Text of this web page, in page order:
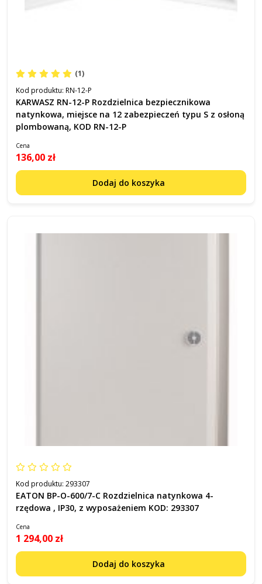
(1)
Kod produktu: RN-12-P
KARWASZ RN-12-P Rozdzielnica bezpiecznikowa
natynkowa, miejsce na 12 zabezpieczeń typu S z osłoną
plombowaną, KOD RN-12-P
Cena
136,00 zł
Dodaj do koszyka
Kod produktu: 293307
EATON BP-O-600/7-C Rozdzielnica natynkowa 4-
rzędowa , IP30, z wyposażeniem KOD: 293307
Cena
1 294,00 zł
Dodaj do koszyka